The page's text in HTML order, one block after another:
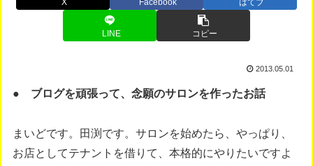
LINE コピー
2013.05.01
● ブログを頑張って、念願のサロンを作ったお話
まいどです。田渕です。サロンを始めたら、やっぱり、
お店としてテナントを借りて、本格的にやりたいですよ